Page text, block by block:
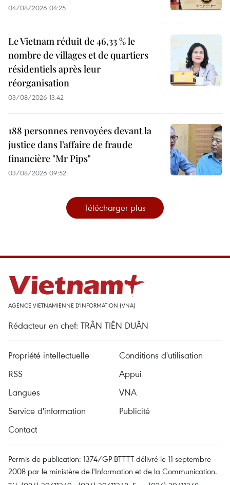
04/08/2026 04:25
Le Vietnam réduit de 46,33 % le
nombre de villages et de quartiers
résidentiels après leur
réorganisation
03/08/2026 13:42
188 personnes renvoyées devant la
justice dans l’affaire de fraude
financière "Mr Pips"
03/08/2026 09:52
Télécharger plus
AGENCE VIETNAMIENNE D'INFORMATION (VNA)
Rédacteur en chef: TRÂN TIÊN DUÂN
Propriété intellectuelle
Conditions d'utilisation
RSS
Appui
Langues
VNA
Service d'information
Publicité
Contact
Permis de publication: 1374/GP-BTTTT délivré le 11 septembre
2008 par le ministère de l'Information et de la Communication.